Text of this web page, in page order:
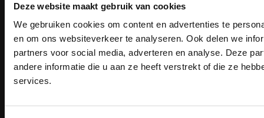
Deze website maakt gebruik van cookies
We gebruiken cookies om content en advertenties te
en om ons websiteverkeer te analyseren. Ook delen we
partners voor social media, adverteren en analyse. Deze
andere informatie die u aan ze heeft verstrekt of die ze
services.
Email
Inschrijven
Contact
TEACO VOF
9723 JG Groningen
ONTVANG
KORTING OP
PAK
veiligheidsschoenen